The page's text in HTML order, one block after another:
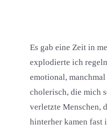
Es gab eine Zeit in
explodierte ich
emotional,
cholerisch, die mich
verletzte Menschen,
hinterher kamen fast